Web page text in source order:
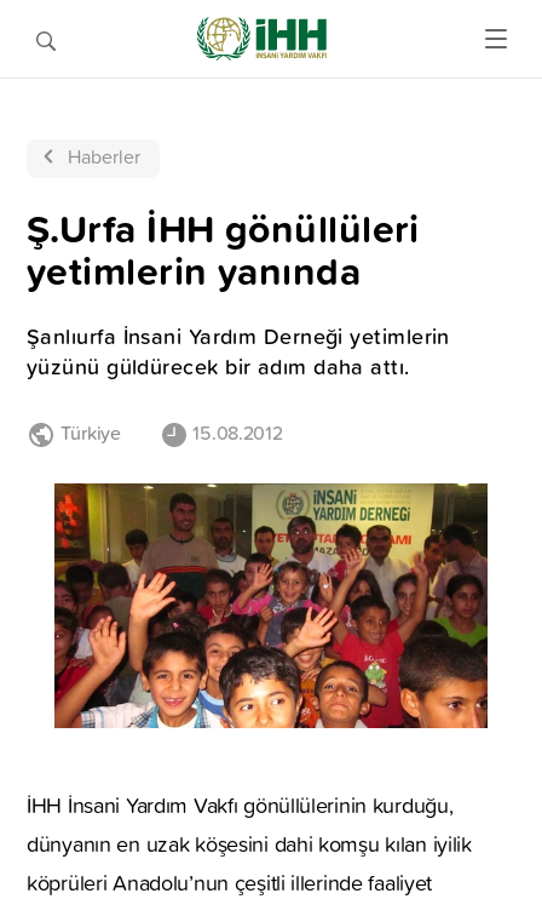
Haberler
Ş.Urfa İHH gönüllüleri
yetimlerin yanında
Şanlıurfa İnsani Yardım Derneği yetimlerin
yüzünü güldürecek bir adım daha attı.
Türkiye 15.08.2012
İHH İnsani Yardım Vakfı gönüllülerinin kurduğu,
dünyanın en uzak köşesini dahi komşu kılan iyilik
köprüleri Anadolu’nun çeşitli illerinde faaliyet